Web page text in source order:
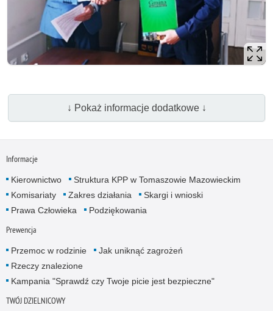
↓ Pokaż informacje dodatkowe ↓
Informacje
Kierownictwo
Struktura KPP w Tomaszowie Mazowieckim
Komisariaty
Zakres działania
Skargi i wnioski
Prawa Człowieka
Podziękowania
Prewencja
Przemoc w rodzinie
Jak uniknąć zagrożeń
Rzeczy znalezione
Kampania "Sprawdź czy Twoje picie jest bezpieczne"
TWÓJ DZIELNICOWY